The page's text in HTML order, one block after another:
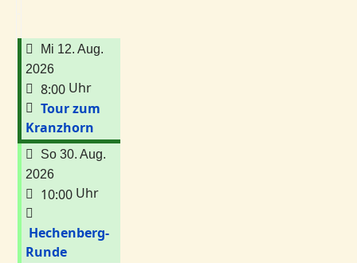
Mi 12. Aug.
2026
8:00 Uhr
Tour zum
Kranzhorn
So 30. Aug.
2026
10:00 Uhr
Hechenberg-
Runde